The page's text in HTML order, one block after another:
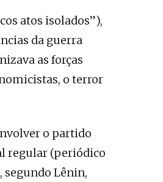
atos isolados”),
da guerra
as forças
o terror
o partido
regular (periódico
segundo Lênin,